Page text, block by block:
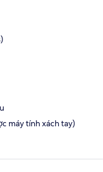
máy tính xách tay)